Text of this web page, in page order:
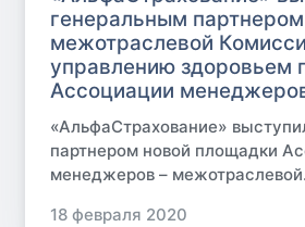
генеральным партнером
межотраслевой
управлению здоровьем
Ассоциации
«АльфаСтрахование»
партнером новой площадки
менеджеров –
18 февраля 2020